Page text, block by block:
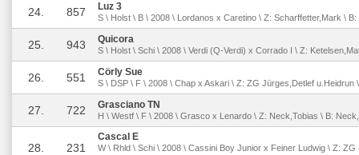
24. 857 Luz 3
S \ Holst \ B \ 2008 \ Lordanos x Caretino \ Z: Scharffetter,Mark \ B:
25. 943 Quicora
S \ Holst \ Schi \ 2008 \ Verdi (Q-Verdi) x Corrado I \ Z:
26. 551 Cörly Sue
S \ DSP \ F \ 2008 \ Chap x Askari \ Z: ZG Jürges,Detlef u.Heidrun
27. 722 Grasciano TN
H \ Westf \ F \ 2008 \ Grasco x Lenardo \ Z: Neck,Tobias \ B:
28. 231
Cascal E
W \ Rhld \ Schi \ 2008 \ Cassini Boy Junior x Feiner Ludwig \ Z: